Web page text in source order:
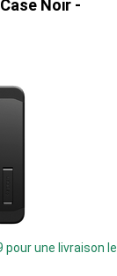
Noir -
une livraison le